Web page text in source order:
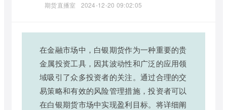
期货直播室 2024-12-20 09:02:05
在金融市场中，白银期货作为一种重要的贵
金属投资工具，因其波动性和广泛的应用领
域吸引了众多投资者的关注。通过合理的交
易策略和有效的风险管理措施，投资者可以
在白银期货市场中实现盈利目标。将详细阐